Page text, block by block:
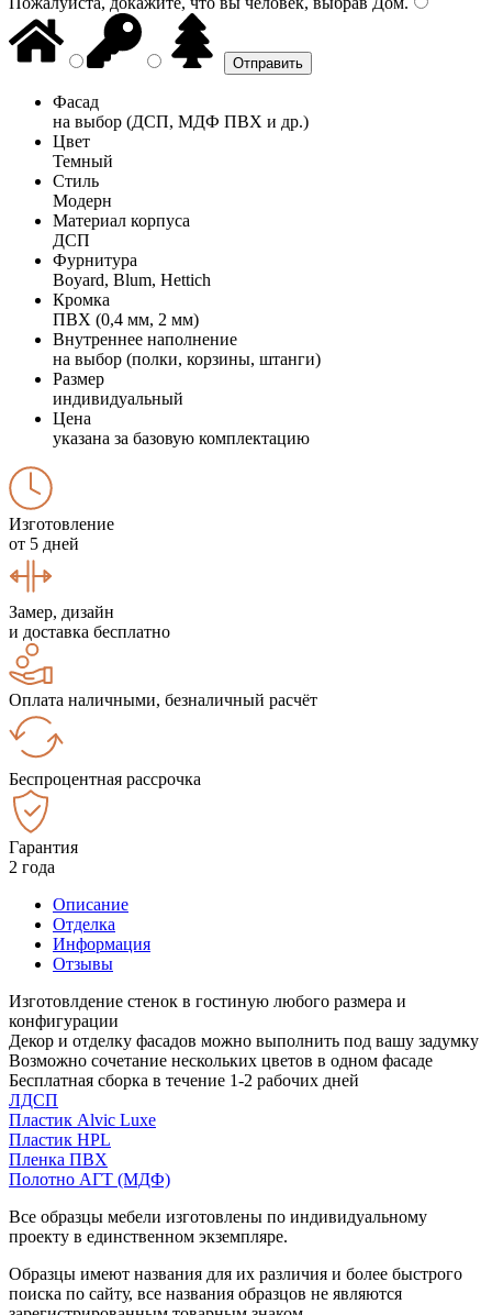
Фасад
на выбор (ДСП, МДФ ПВХ и др.)
Цвет
Темный
Стиль
Модерн
Материал корпуса
ДСП
Фурнитура
Boyard, Blum, Hettich
Кромка
ПВХ (0,4 мм, 2 мм)
Внутреннее наполнение
на выбор (полки, корзины, штанги)
Размер
индивидуальный
Цена
указана за базовую комплектацию
Изготовление
от 5 дней
Замер, дизайн
и доставка бесплатно
Оплата наличными, безналичный расчёт
Беспроцентная рассрочка
Гарантия
2 года
Описание
Отделка
Информация
Отзывы
Изготовлдение стенок в гостиную любого размера и
конфигурации
Декор и отделку фасадов можно выполнить под вашу задумку
Возможно сочетание нескольких цветов в одном фасаде
Бесплатная сборка в течение 1-2 рабочих дней
ЛДСП
Пластик Alvic Luxe
Пластик HPL
Пленка ПВХ
Полотно АГТ (МДФ)
Все образцы мебели изготовлены по индивидуальному
проекту в единственном экземпляре.
Образцы имеют названия для их различия и более быстрого
поиска по сайту, все названия образцов не являются